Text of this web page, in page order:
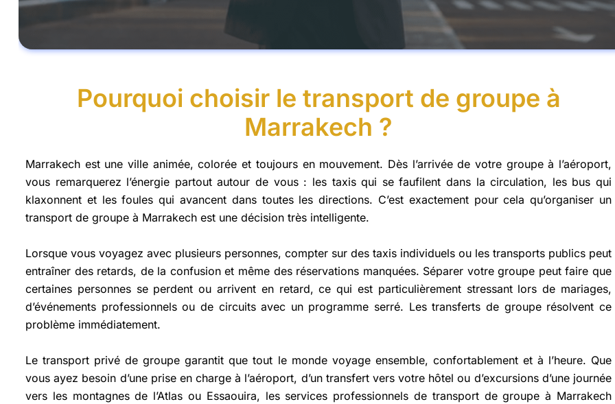
Pourquoi choisir le transport de groupe à
Marrakech ?
Marrakech est une ville animée, colorée et toujours en mouvement. Dès l’arrivée de votre groupe à l’aéroport,
vous remarquerez l’énergie partout autour de vous : les taxis qui se faufilent dans la circulation, les bus qui
klaxonnent et les foules qui avancent dans toutes les directions. C’est exactement pour cela qu’organiser un
transport de groupe à Marrakech est une décision très intelligente.
Lorsque vous voyagez avec plusieurs personnes, compter sur des taxis individuels ou les transports publics peut
entraîner des retards, de la confusion et même des réservations manquées. Séparer votre groupe peut faire que
certaines personnes se perdent ou arrivent en retard, ce qui est particulièrement stressant lors de mariages,
d’événements professionnels ou de circuits avec un programme serré. Les transferts de groupe résolvent ce
problème immédiatement.
Le transport privé de groupe garantit que tout le monde voyage ensemble, confortablement et à l’heure. Que
vous ayez besoin d’une prise en charge à l’aéroport, d’un transfert vers votre hôtel ou d’excursions d’une journée
vers les montagnes de l’Atlas ou Essaouira, les services professionnels de transport de groupe à Marrakech